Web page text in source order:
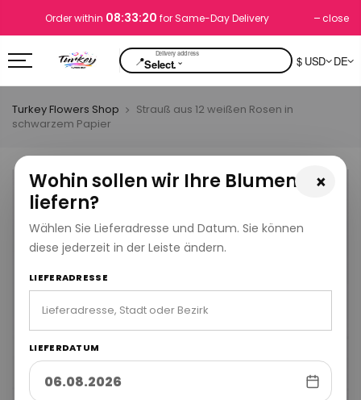
Order within08:33:19for Same-Day Delivery close
📍Select.⌄ $ USD DE
×
Wohin sollen wir Ihre Blumen
liefern?
Wählen Sie Lieferadresse und Datum. Sie können
diese jederzeit in der Leiste ändern.
LIEFERADRESSE
LIEFERDATUM
Turkey Flowers Shop
Strauß aus 12 weißen Rosen in
schwarzem Papier